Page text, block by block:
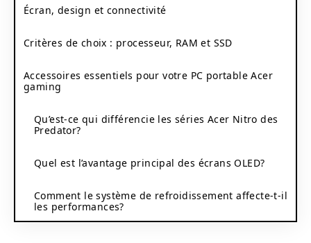
Écran, design et connectivité
Critères de choix : processeur, RAM et SSD
Accessoires essentiels pour votre PC portable Acer
gaming
Qu’est-ce qui différencie les séries Acer Nitro des
Predator?
Quel est l’avantage principal des écrans OLED?
Comment le système de refroidissement affecte-t-il
les performances?